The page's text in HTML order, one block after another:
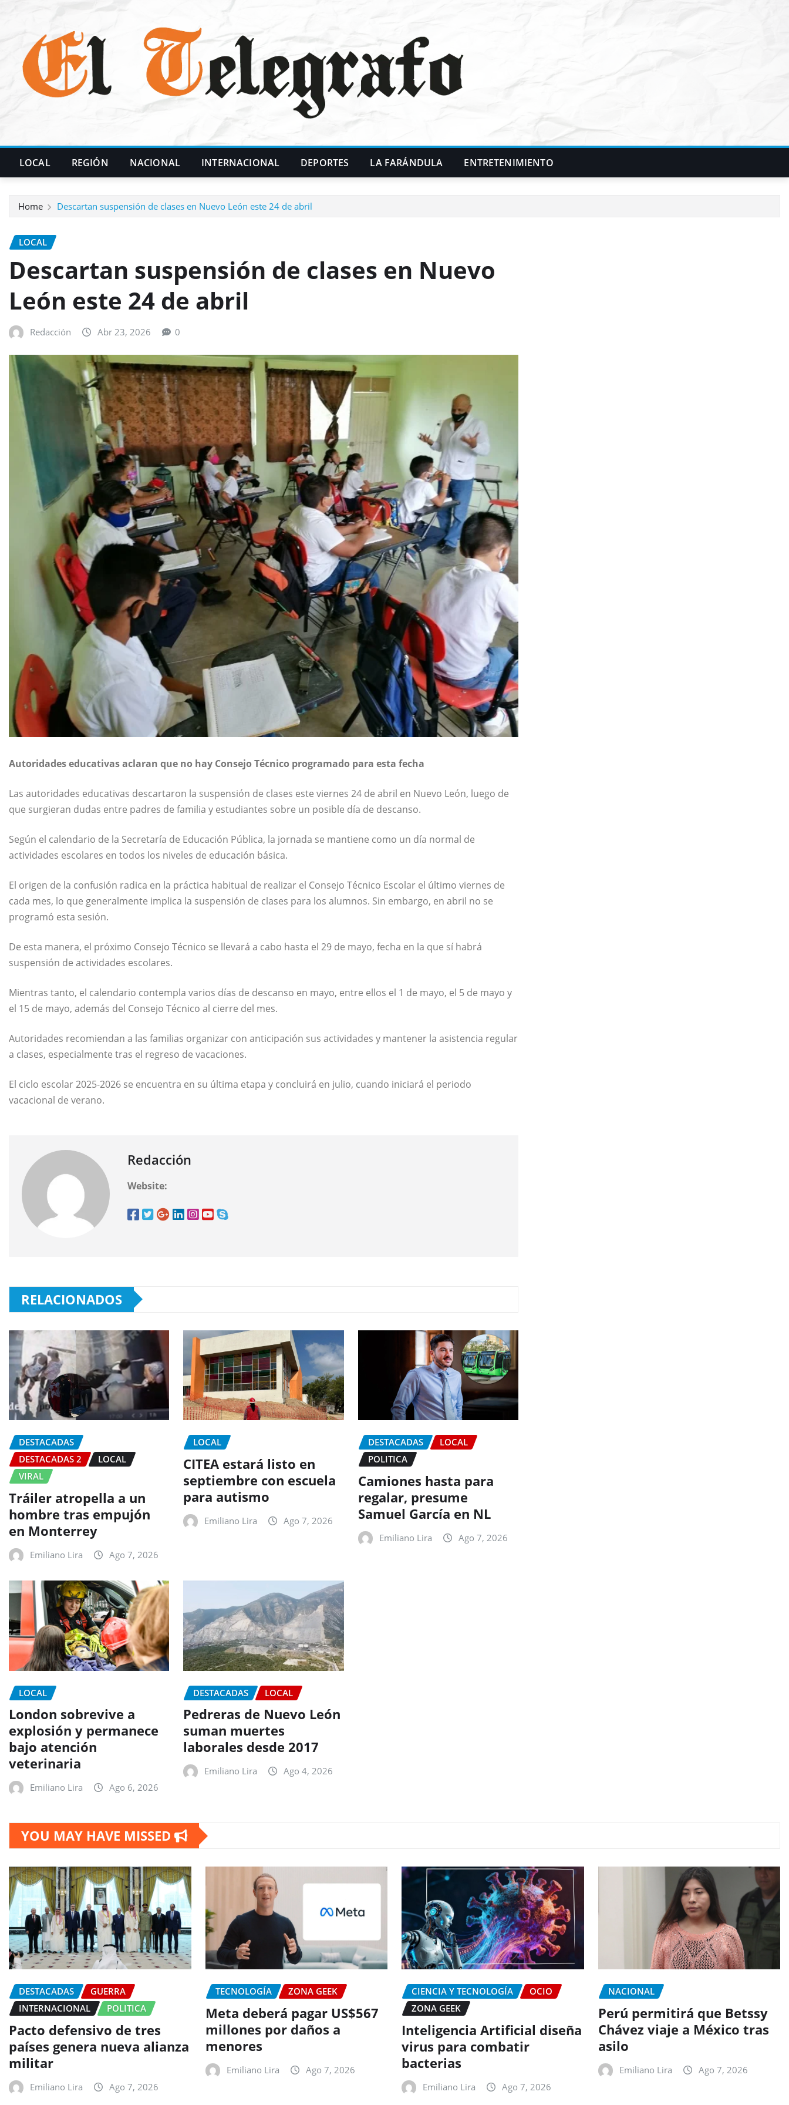
LOCAL REGIÓN NACIONAL INTERNACIONAL DEPORTES LA FARÁNDULA ENTRETENIMIENTO
Home Descartan suspensión de clases en Nuevo León este 24 de abril
LOCAL
Descartan suspensión de clases en Nuevo
León este 24 de abril
Redacción Abr 23, 2026 0
Autoridades educativas aclaran que no hay Consejo Técnico programado para esta fecha
Las autoridades educativas descartaron la suspensión de clases este viernes 24 de abril en Nuevo León, luego de
que surgieran dudas entre padres de familia y estudiantes sobre un posible día de descanso.
Según el calendario de la Secretaría de Educación Pública, la jornada se mantiene como un día normal de
actividades escolares en todos los niveles de educación básica.
El origen de la confusión radica en la práctica habitual de realizar el Consejo Técnico Escolar el último viernes de
cada mes, lo que generalmente implica la suspensión de clases para los alumnos. Sin embargo, en abril no se
programó esta sesión.
De esta manera, el próximo Consejo Técnico se llevará a cabo hasta el 29 de mayo, fecha en la que sí habrá
suspensión de actividades escolares.
Mientras tanto, el calendario contempla varios días de descanso en mayo, entre ellos el 1 de mayo, el 5 de mayo y
el 15 de mayo, además del Consejo Técnico al cierre del mes.
Autoridades recomiendan a las familias organizar con anticipación sus actividades y mantener la asistencia regular
a clases, especialmente tras el regreso de vacaciones.
El ciclo escolar 2025-2026 se encuentra en su última etapa y concluirá en julio, cuando iniciará el periodo
vacacional de verano.
Redacción
Website:
RELACIONADOS
DESTACADAS
DESTACADAS 2
LOCAL
VIRAL
Tráiler atropella a un
hombre tras empujón
en Monterrey
Emiliano Lira Ago 7, 2026
LOCAL
CITEA estará listo en
septiembre con escuela
para autismo
Emiliano Lira Ago 7, 2026
DESTACADAS
LOCAL
POLITICA
Camiones hasta para
regalar, presume
Samuel García en NL
Emiliano Lira Ago 7, 2026
LOCAL
London sobrevive a
explosión y permanece
bajo atención
veterinaria
Emiliano Lira Ago 6, 2026
DESTACADAS LOCAL
Pedreras de Nuevo León
suman muertes
laborales desde 2017
Emiliano Lira Ago 4, 2026
YOU MAY HAVE MISSED
DESTACADAS
GUERRA
INTERNACIONAL
POLITICA
Pacto defensivo de tres
países genera nueva alianza
militar
Emiliano Lira Ago 7, 2026
TECNOLOGÍA ZONA GEEK
Meta deberá pagar US$567
millones por daños a
menores
Emiliano Lira Ago 7, 2026
CIENCIA Y TECNOLOGÍA
OCIO
ZONA GEEK
Inteligencia Artificial diseña
virus para combatir
bacterias
Emiliano Lira Ago 7, 2026
NACIONAL
Perú permitirá que Betssy
Chávez viaje a México tras
asilo
Emiliano Lira Ago 7, 2026